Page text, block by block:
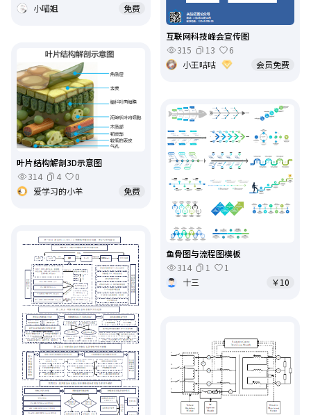
互联网科技峰会宣传图
315
13
6
小王咕咕
会员免费
小喵姐
免费
叶片结构解剖3D示意图
314
4
0
爱学习的小羊
免费
鱼骨图与流程图模板
314
1
1
十三
￥10